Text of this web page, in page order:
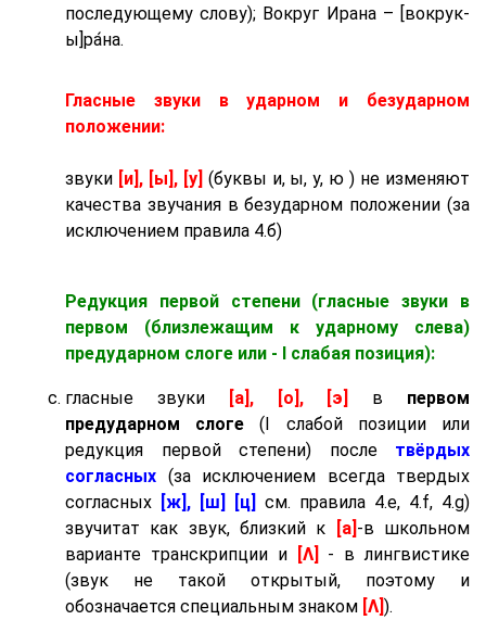
последующему слову); Вокруг Ирана – [вокрук-
ы]ра́на.
Гласные звуки в ударном и безударном
положении:
звуки [и], [ы], [у] (буквы и, ы, у, ю ) не изменяют
качества звучания в безударном положении (за
исключением правила 4.б)
Редукция первой степени (гласные звуки в
первом (близлежащим к ударному слева)
предударном слоге или - I слабая позиция):
гласные звуки [а], [о], [э] в первом
предударном слоге (I слабой позиции или
редукция первой степени) послетвёрдых
согласных (за исключением всегда твердых
согласных
[ж], [ш] [ц]
см. правила 4.e, 4.f, 4.g)
звучитат как звук, близкий к
[а] -в школьном
варианте транскрипции и
[Λ]
- в лингвистике
(звук не такой открытый, поэтому и
обозначается специальным знаком [Λ] ).